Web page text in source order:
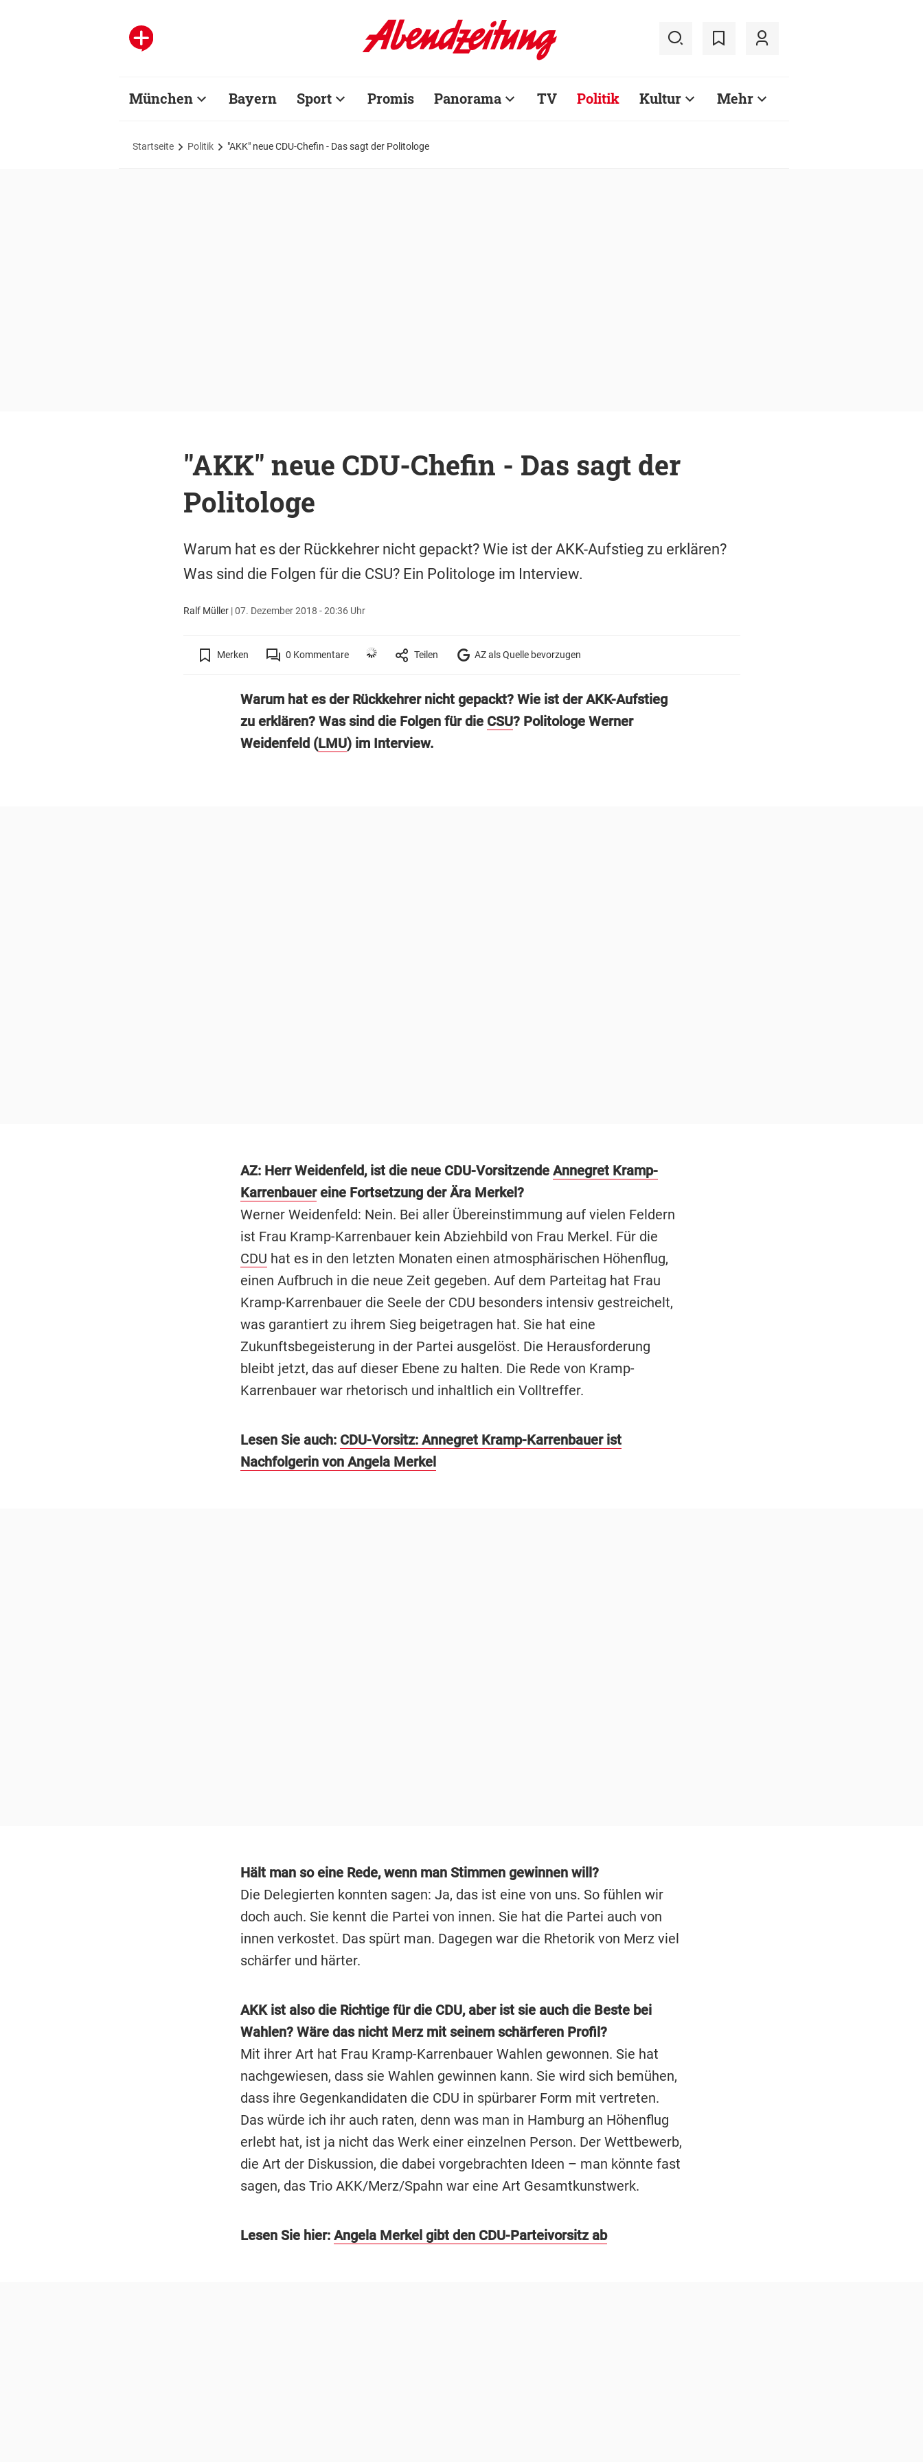
München Bayern Sport Promis Panorama TV Politik Kultur Mehr
Startseite Politik "AKK" neue CDU-Chefin - Das sagt der Politologe
"AKK" neue CDU-Chefin - Das sagt der
Politologe
Warum hat es der Rückkehrer nicht gepackt? Wie ist der AKK-Aufstieg zu erklären?
Was sind die Folgen für die CSU? Ein Politologe im Interview.
Ralf Müller|07. Dezember 2018 - 20:36 Uhr
Merken 0 Kommentare Teilen AZ als Quelle bevorzugen
Warum hat es der Rückkehrer nicht gepackt? Wie ist der AKK-Aufstieg
zu erklären? Was sind die Folgen für die CSU? Politologe Werner
Weidenfeld (LMU) im Interview.
AZ: Herr Weidenfeld, ist die neue CDU-Vorsitzende Annegret Kramp-
Karrenbauereine Fortsetzung der Ära Merkel?
Werner Weidenfeld: Nein. Bei aller Übereinstimmung auf vielen Feldern
ist Frau Kramp-Karrenbauer kein Abziehbild von Frau Merkel. Für die
CDU hat es in den letzten Monaten einen atmosphärischen Höhenflug,
einen Aufbruch in die neue Zeit gegeben. Auf dem Parteitag hat Frau
Kramp-Karrenbauer die Seele der CDU besonders intensiv gestreichelt,
was garantiert zu ihrem Sieg beigetragen hat. Sie hat eine
Zukunftsbegeisterung in der Partei ausgelöst. Die Herausforderung
bleibt jetzt, das auf dieser Ebene zu halten. Die Rede von Kramp-
Karrenbauer war rhetorisch und inhaltlich ein Volltreffer.
Lesen Sie auch: CDU-Vorsitz: Annegret Kramp-Karrenbauer ist
Nachfolgerin von Angela Merkel
Hält man so eine Rede, wenn man Stimmen gewinnen will?
Die Delegierten konnten sagen: Ja, das ist eine von uns. So fühlen wir
doch auch. Sie kennt die Partei von innen. Sie hat die Partei auch von
innen verkostet. Das spürt man. Dagegen war die Rhetorik von Merz viel
schärfer und härter.
AKK ist also die Richtige für die CDU, aber ist sie auch die Beste bei
Wahlen? Wäre das nicht Merz mit seinem schärferen Profil?
Mit ihrer Art hat Frau Kramp-Karrenbauer Wahlen gewonnen. Sie hat
nachgewiesen, dass sie Wahlen gewinnen kann. Sie wird sich bemühen,
dass ihre Gegenkandidaten die CDU in spürbarer Form mit vertreten.
Das würde ich ihr auch raten, denn was man in Hamburg an Höhenflug
erlebt hat, ist ja nicht das Werk einer einzelnen Person. Der Wettbewerb,
die Art der Diskussion, die dabei vorgebrachten Ideen – man könnte fast
sagen, das Trio AKK/Merz/Spahn war eine Art Gesamtkunstwerk.
Lesen Sie hier: Angela Merkel gibt den CDU-Parteivorsitz ab